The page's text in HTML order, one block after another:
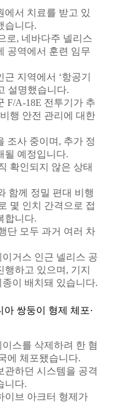
에서 치료를 받고 있
습니다.
로, 네바다주 넬리스
공역에서 훈련 임무
지역에서 ‘항공기
설명했습니다.
F/A-18E 전투기가 추
행 안전 관리에 대한
조사 중이며, 추가 정
될 예정입니다.
확인되지 않은 상태
함께 정밀 편대 비행
몇 인치 간격으로 접
합니다.
단 모두 과거 여러 차
거스 인근 넬리스 공
하고 있으며, 기지
종이 배치돼 있습니다.
쌍둥이 형제 체포·
스를 삭제하려 한 혐
에 체포됐습니다.
관하던 시스템을 공격
니다.
이브 아크터 형제가